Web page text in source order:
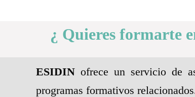
¿ Quieres formarte
ESIDIN ofrece un servicio de
programas formativos